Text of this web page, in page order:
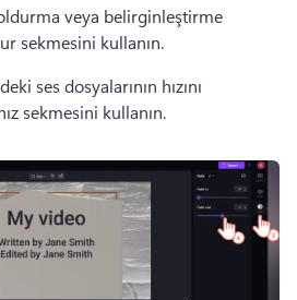
veya belirginleştirme
sekmesini kullanın.
ses dosyalarının hızını
sekmesini kullanın.